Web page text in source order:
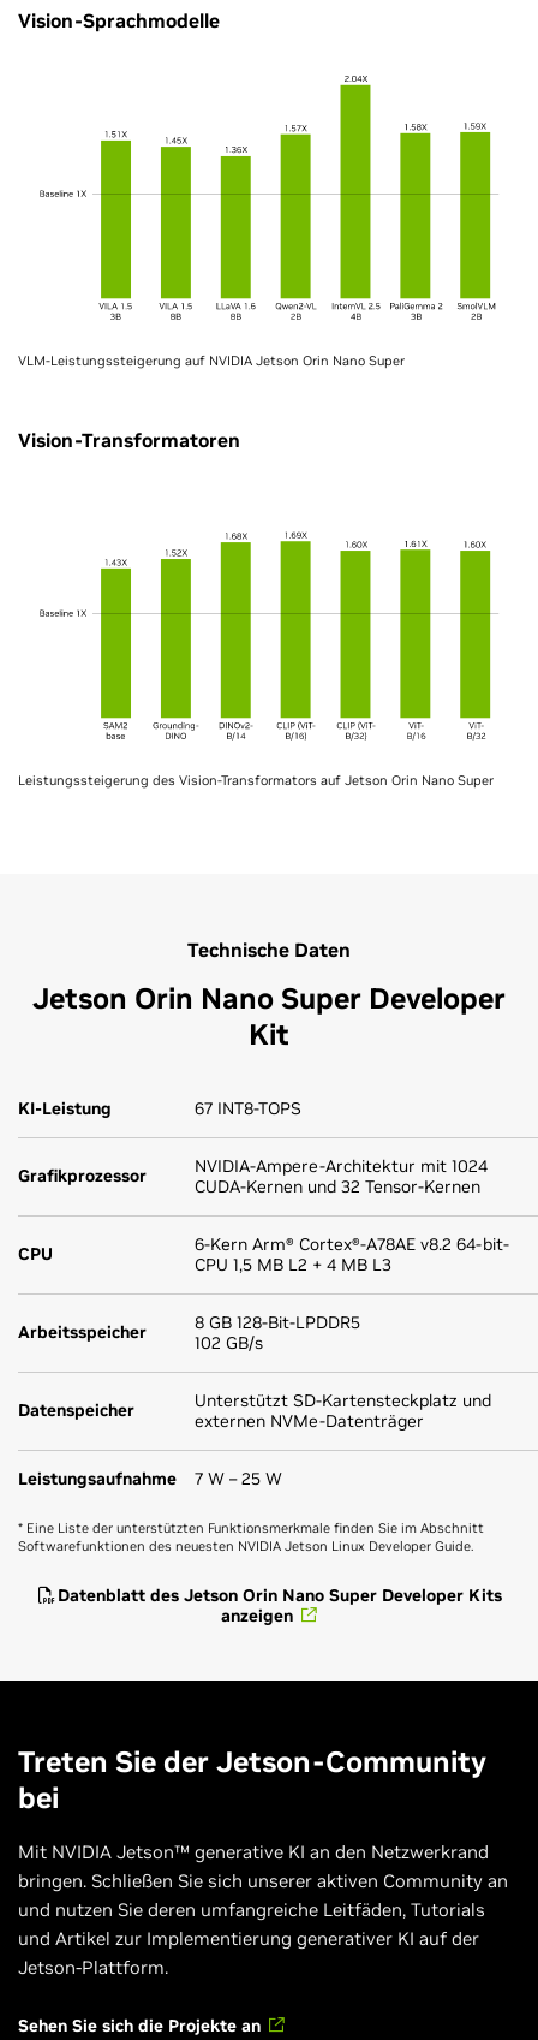
Vision-Sprachmodelle
VLM-Leistungssteigerung auf NVIDIA Jetson Orin Nano Super
Vision-Transformatoren
Leistungssteigerung des Vision-Transformators auf Jetson Orin Nano Super
Technische Daten
Jetson Orin Nano Super Developer
Kit
KI-Leistung 67 INT8-TOPS
Grafikprozessor
NVIDIA-Ampere-Architektur mit 1024
CUDA-Kernen und 32 Tensor-Kernen
CPU
6-Kern Arm® Cortex®-A78AE v8.2 64-bit-
CPU 1,5 MB L2 + 4 MB L3
Arbeitsspeicher
8 GB 128-Bit-LPDDR5
102 GB/s
Datenspeicher
Unterstützt SD-Kartensteckplatz und
externen NVMe-Datenträger
Leistungsaufnahme 7 W – 25 W
* Eine Liste der unterstützten Funktionsmerkmale finden Sie im Abschnitt
Softwarefunktionen des neuesten NVIDIA Jetson Linux Developer Guide.
Datenblatt des Jetson Orin Nano Super Developer Kits
anzeigen
Treten Sie der Jetson-Community
bei
Mit NVIDIA Jetson™ generative KI an den Netzwerkrand
bringen. Schließen Sie sich unserer aktiven Community an
und nutzen Sie deren umfangreiche Leitfäden, Tutorials
und Artikel zur Implementierung generativer KI auf der
Jetson-Plattform.
Sehen Sie sich die Projekte an